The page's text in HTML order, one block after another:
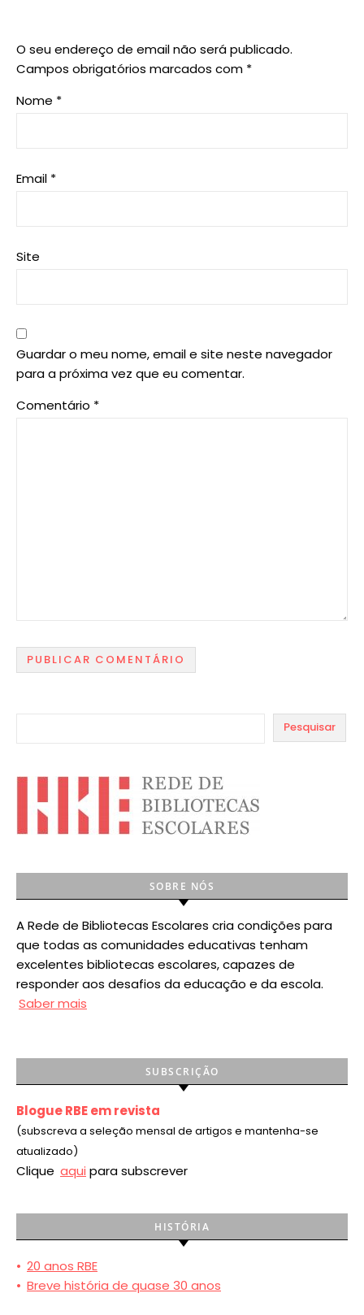
O seu endereço de email não será publicado.
Campos obrigatórios marcados com *
Nome *
Email *
Site
Guardar o meu nome, email e site neste navegador
para a próxima vez que eu comentar.
Comentário *
Pesquisar
SOBRE NÓS
A Rede de Bibliotecas Escolares cria condições para
que todas as comunidades educativas tenham
excelentes bibliotecas escolares, capazes de
responder aos desafios da educação e da escola.
Saber mais
SUBSCRIÇÃO
Blogue RBE em revista
(subscreva a seleção mensal de artigos e mantenha-se
atualizado)
Clique aqui para subscrever
HISTÓRIA
• 20 anos RBE
• Breve história de quase 30 anos